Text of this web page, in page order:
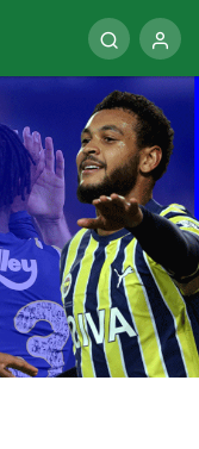
üst turda!
sonucu: 3-1